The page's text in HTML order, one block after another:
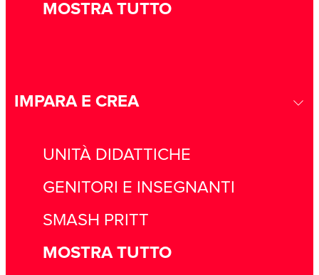
MOSTRA TUTTO
IMPARA E CREA
UNITÀ DIDATTICHE
GENITORI E INSEGNANTI
SMASH PRITT
MOSTRA TUTTO